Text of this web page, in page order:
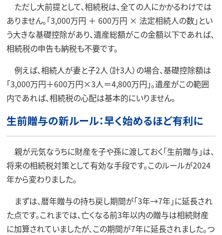
ただし大前提として、相続税は、全ての人にかかるわけでは
ありません。「3,000万円 ＋ 600万円 × 法定相続人の数」とい
う大きな基礎控除があり、遺産総額がこの金額以下であれば、
相続税の申告も納税も不要です。
例えば、相続人が妻と子2人（計3人）の場合、基礎控除額は
「3,000万円＋600万円×3人＝4,800万円」。遺産がこの範囲
内であれば、相続税の心配は基本的にいりません。
生前贈与の新ルール：早く始めるほど有利に
親が元気なうちに財産を子や孫に渡しておく「生前贈与」は、
将来の相続税対策として有効な手段です。このルールが2024
年から変わりました。
まずは、暦年贈与の持ち戻し期間が「3年→7年」に延長され
た点です。これまでは、亡くなる前3年以内の贈与は相続財産
に加算されていましたが、この期間が7年に延長されました。つ